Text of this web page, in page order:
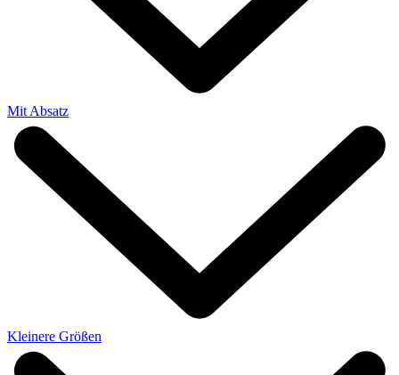
Mit Absatz
Kleinere Größen